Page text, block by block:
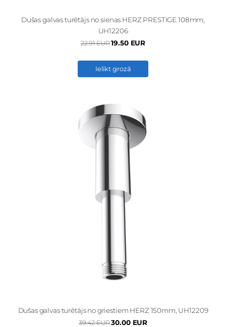
Dušas galvas turētājs no sienas HERZ PRESTIGE 108mm,
UH12206
22.91 EUR19.50 EUR
Ielikt grozā
Dušas galvas turētājs no griestiem HERZ 150mm, UH12209
39.42 EUR30.00 EUR